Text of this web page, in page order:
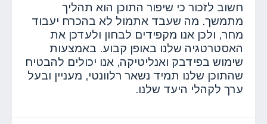
חשוב לזכור כי שיפור התוכן הוא תהליך
מתמשך. מה שעבד אתמול לא בהכרח יעבוד
מחר, ולכן אנו מקפידים לבחון ולעדכן את
האסטרטגיה שלנו באופן קבוע. באמצעות
שימוש בפידבק ואנליטיקה, אנו יכולים להבטיח
שהתוכן שלנו תמיד נשאר רלוונטי, מעניין ובעל
ערך לקהלי היעד שלנו.